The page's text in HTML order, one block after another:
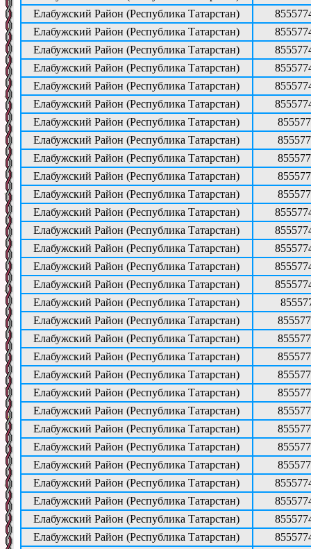
Елабужский Район (Республика Татарстан)
Елабужский Район (Республика Татарстан)
Елабужский Район (Республика Татарстан)
Елабужский Район (Республика Татарстан)
Елабужский Район (Республика Татарстан)
Елабужский Район (Республика Татарстан)
Елабужский Район (Республика Татарстан)
Елабужский Район (Республика Татарстан)
Елабужский Район (Республика Татарстан)
Елабужский Район (Республика Татарстан)
Елабужский Район (Республика Татарстан)
Елабужский Район (Республика Татарстан)
Елабужский Район (Республика Татарстан)
Елабужский Район (Республика Татарстан)
Елабужский Район (Республика Татарстан)
Елабужский Район (Республика Татарстан)
Елабужский Район (Республика Татарстан)
Елабужский Район (Республика Татарстан)
Елабужский Район (Республика Татарстан)
Елабужский Район (Республика Татарстан)
Елабужский Район (Республика Татарстан)
Елабужский Район (Республика Татарстан)
Елабужский Район (Республика Татарстан)
Елабужский Район (Республика Татарстан)
Елабужский Район (Республика Татарстан)
Елабужский Район (Республика Татарстан)
Елабужский Район (Республика Татарстан)
Елабужский Район (Республика Татарстан)
Елабужский Район (Республика Татарстан)
Елабужский Район (Республика Татарстан)